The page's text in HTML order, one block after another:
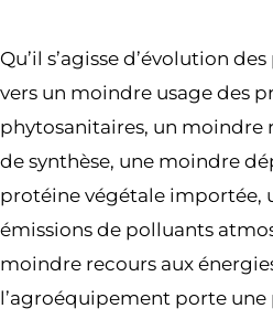
Qu’il s’agisse d’évolution
vers un moindre usage des
phytosanitaires, un moindre
de synthèse, une moindre
protéine végétale importée,
émissions de polluants
moindre recours aux
l’agroéquipement porte une